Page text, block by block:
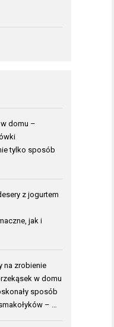
domu –
tylko sposób
z jogurtem
jak i
na zrobienie
w domu
sposób
– …